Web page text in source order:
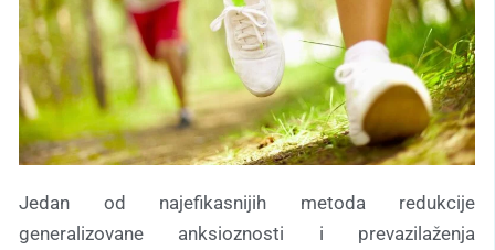
Jedan od najefikasnijih metoda redukcije
generalizovane anksioznosti i prevazilaženja